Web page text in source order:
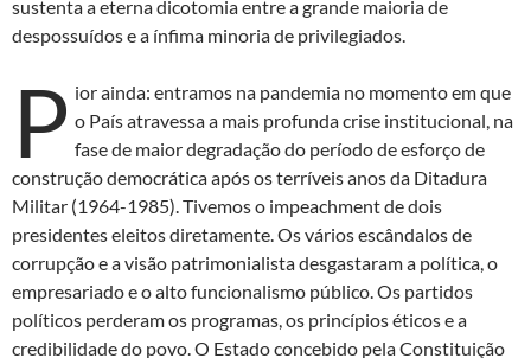
sustenta a eterna dicotomia entre a grande maioria de
despossuídos e a ínfima minoria de privilegiados.
P ior ainda: entramos na pandemia no momento em que
o País atravessa a mais profunda crise institucional, na
fase de maior degradação do período de esforço de
construção democrática após os terríveis anos da Ditadura
Militar (1964-1985). Tivemos o impeachment de dois
presidentes eleitos diretamente. Os vários escândalos de
corrupção e a visão patrimonialista desgastaram a política, o
empresariado e o alto funcionalismo público. Os partidos
políticos perderam os programas, os princípios éticos e a
credibilidade do povo. O Estado concebido pela Constituição